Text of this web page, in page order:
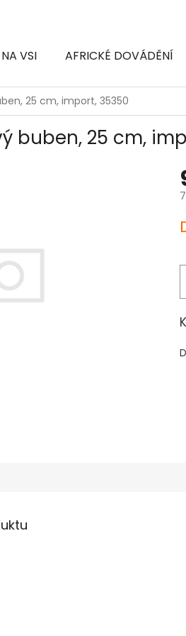
VSI AFRICKÉ DOVÁDĚNÍ
25 cm, import, 35350
buben, 25 cm,